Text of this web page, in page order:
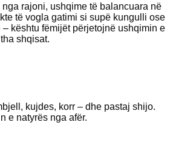
nga rajoni, ushqime të balancuara në
të vogla gatimi si supë kungulli ose
– kështu fëmijët përjetojnë ushqimin e
shqisat.
kujdes, korr – dhe pastaj shijo.
e natyrës nga afër.